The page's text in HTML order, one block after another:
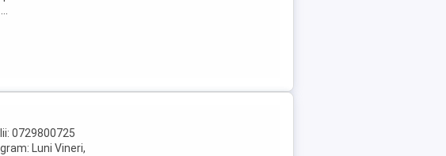
0729800725
Luni Vineri,